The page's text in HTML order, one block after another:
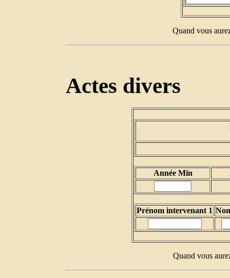
Quand vous
Actes divers
Année Min
Prénom intervenant 1
Quand vous